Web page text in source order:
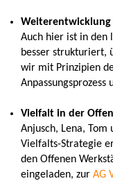
Auch hier ist in den
besser strukturiert,
wir mit Prinzipien
Vielfalt in der
Anjusch, Lena,
Vielfalts-Strategie
den Offenen
eingeladen, zur AG